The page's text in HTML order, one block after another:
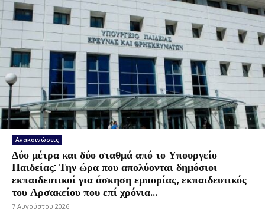
Ανακοινώσεις
Δύο μέτρα και δύο σταθμά από το Υπουργείο
Παιδείας: Την ώρα που απολύονται δημόσιοι
εκπαιδευτικοί για άσκηση εμπορίας, εκπαιδευτικός
του Αρσακείου που επί χρόνια...
7 Αυγούστου 2026